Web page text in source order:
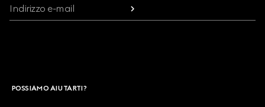
Indirizzo e-mail
POSSIAMO AIUTARTI?